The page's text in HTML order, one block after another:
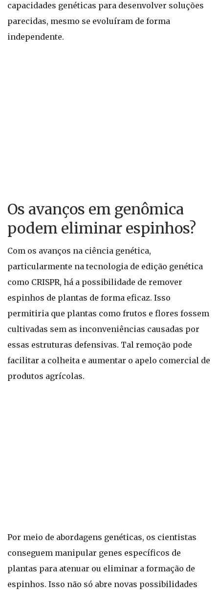
capacidades genéticas para desenvolver soluções
parecidas, mesmo se evoluíram de forma
independente.
Os avanços em genômica
podem eliminar espinhos?
Com os avanços na ciência genética,
particularmente na tecnologia de edição genética
como CRISPR, há a possibilidade de remover
espinhos de plantas de forma eficaz. Isso
permitiria que plantas como frutos e flores fossem
cultivadas sem as inconveniências causadas por
essas estruturas defensivas. Tal remoção pode
facilitar a colheita e aumentar o apelo comercial de
produtos agrícolas.
Por meio de abordagens genéticas, os cientistas
conseguem manipular genes específicos de
plantas para atenuar ou eliminar a formação de
espinhos. Isso não só abre novas possibilidades